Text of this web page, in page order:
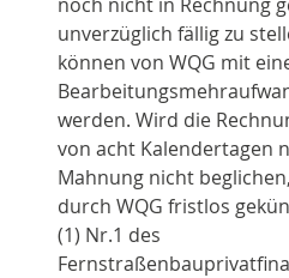
unverzüglich fällig zu
können von WQG mit
werden. Wird die
von acht Kalendertagen
Mahnung nicht
durch WQG fristlos
(1) Nr.1 des